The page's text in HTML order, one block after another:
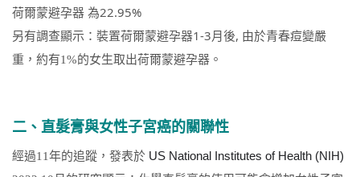
荷爾蒙避孕器 為22.95%
另有調查顯示： 裝置荷爾蒙避孕器1-3月後, 由於青春痘變嚴
重 ，約有1%的女生取出荷爾蒙避孕器 。
二、直髮膏與女性子宮癌的關聯性
經過11年的追蹤，發表於 US National Institutes of Health (NIH)